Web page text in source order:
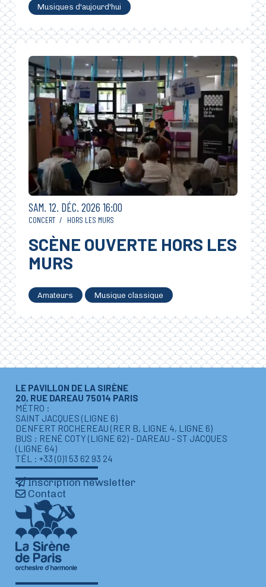
Musiques d'aujourd'hui
SAMEDI
SAM. 12. DÉCEMBRE
DÉC. 2026 16:00
CONCERT / HORS LES MURS
SCÈNE OUVERTE HORS LES
MURS
Amateurs Musique classique
LE PAVILLON DE LA SIRÈNE
20, RUE DAREAU 75014 PARIS
MÉTRO :
SAINT JACQUES (LIGNE 6)
DENFERT ROCHEREAU (RER B, LIGNE 4, LIGNE 6)
BUS : RENÉ COTY (LIGNE 62) - DAREAU - ST JACQUES
(LIGNE 64)
TÉL : +33 (0)1 53 62 93 24
Inscription newsletter
Contact